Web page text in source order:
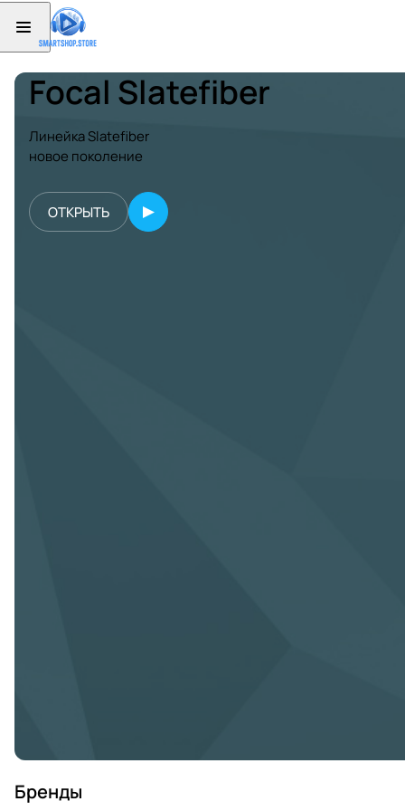
Focal Slatefiber
Линейка Slatefiber
новое поколение
ОТКРЫТЬ
Бренды